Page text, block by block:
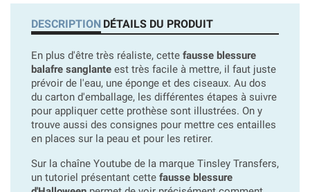
DESCRIPTION DÉTAILS DU PRODUIT
En plus d'être très réaliste, cette fausse blessure
balafre sanglante est très facile à mettre, il faut juste
prévoir de l'eau, une éponge et des ciseaux. Au dos
du carton d'emballage, les différentes étapes à suivre
pour appliquer cette prothèse sont illustrées. On y
trouve aussi des consignes pour mettre ces entailles
en places sur la peau et pour les retirer.
Sur la chaîne Youtube de la marque Tinsley Transfers,
un tutoriel présentant cette fausse blessure